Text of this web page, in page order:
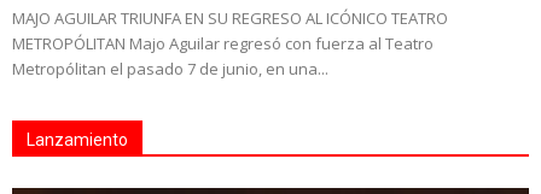
MAJO AGUILAR TRIUNFA EN SU REGRESO AL ICÓNICO TEATRO
METROPÓLITAN Majo Aguilar regresó con fuerza al Teatro
Metropólitan el pasado 7 de junio, en una...
Lanzamiento